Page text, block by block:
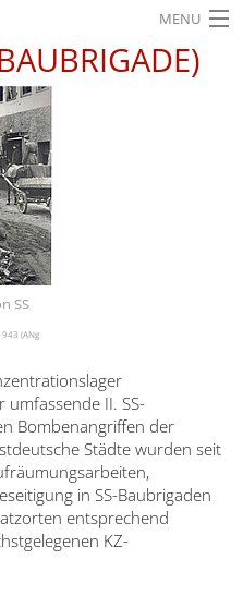
MENU
Français
SS
(ANg
II. SS-
Bombenangriffen der
Städte wurden seit
in SS-Baubrigaden
entsprechend
KZ-